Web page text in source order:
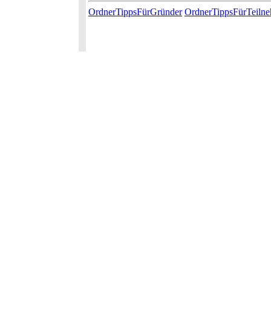
OrdnerTippsFürGründer